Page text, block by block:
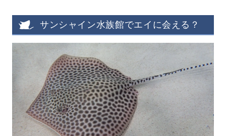
サンシャイン水族館でエイに会える？